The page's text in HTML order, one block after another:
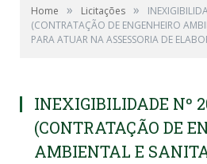
Home » Licitações »
(CONTRATAÇÃO DE ENGENHEIRO
PARA ATUAR NA ASSESSORIA DE
INEXIGIBILIDADE Nº
(CONTRATAÇÃO DE
AMBIENTAL E